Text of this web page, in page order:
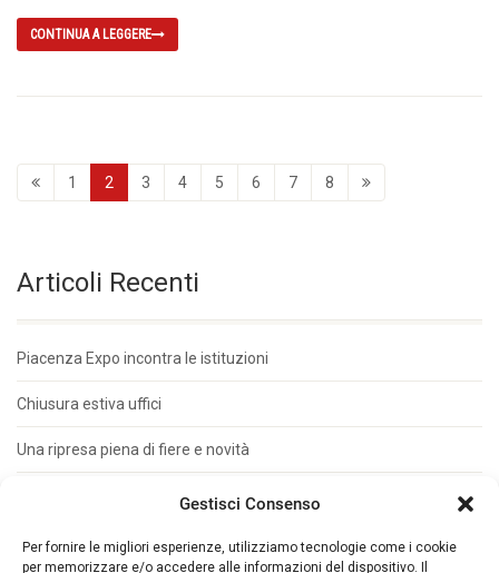
Gestisci Consenso
Per fornire le migliori esperienze, utilizziamo tecnologie come i cookie
per memorizzare e/o accedere alle informazioni del dispositivo. Il
CONTINUA A LEGGERE
1 2 3 4 5 6 7 8
Articoli Recenti
Piacenza Expo incontra le istituzioni
Chiusura estiva uffici
Una ripresa piena di fiere e novità
Metal Materia su misura per le PMI
Presentata Auto&Trucks Due Tempi